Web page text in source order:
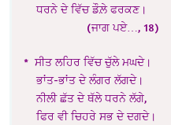
ਧਰਨੇ ਦੇ ਵਿੱਚ ਡੌਲ਼ੇ ਫਰਕਣ।
(ਜਾਗ ਪਏ…, 18)
* ਸੀਤ ਲਹਿਰ ਵਿੱਚ ਚੁੱਲੇ ਮਘਦੇ।
ਭਾਂਤ-ਭਾਂਤ ਦੇ ਲੰਗਰ ਲੱਗਦੇ।
ਨੀਲੀ ਛੱਤ ਦੇ ਥੱਲੇ ਧਰਨੇ ਲੱਗੇ,
ਫਿਰ ਵੀ ਚਿਹਰੇ ਸਭ ਦੇ ਦਗਦੇ।